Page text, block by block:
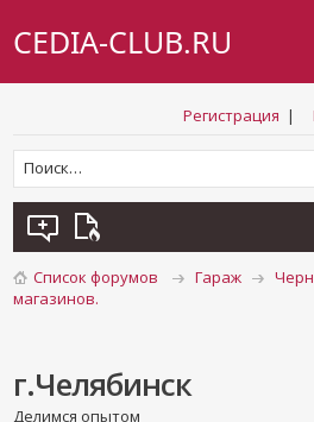
CEDIA-CLUB.RU
Регистрация |
Список форумов Гараж
магазинов.
г.Челябинск
Делимся опытом